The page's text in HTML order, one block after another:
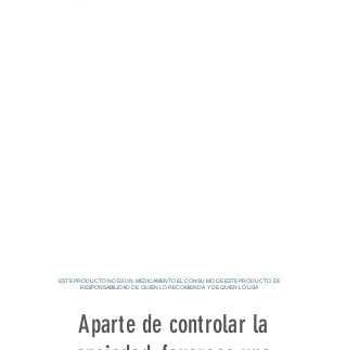
ESTE PRODUCTO NO ES UN MEDICAMENTO EL CONSUMO DE ESTE PRODUCTO ES
RESPONSABILIDAD DE QUIEN LO RECOMIENDA Y DE QUIEN LO USA
Aparte de controlar la